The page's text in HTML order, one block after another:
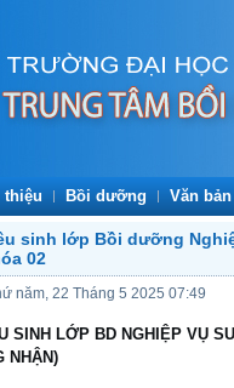
Bồi dưỡng Văn bản
sinh lớp Bồi dưỡng
02
năm, 22 Tháng 5 2025 07:49
SINH LỚP BD NGHIỆP VỤ
NHẬN)